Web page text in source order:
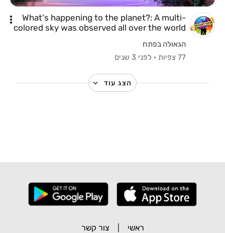
What's happening to the planet?: A multi-
colored sky was observed all over the world
הגאולה בפתח
77 צפיות
· לפני 3 שנים
הצג עוד
ראשי צור קשר